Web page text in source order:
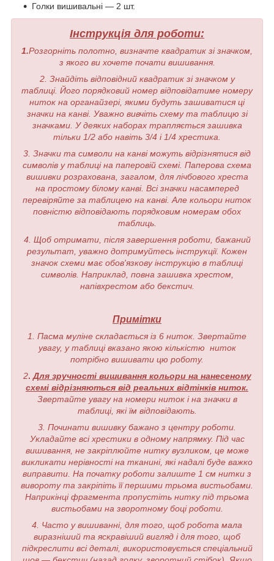
Голки вишивальні — 2 шт.
Інструкція для роботи:
1.Розгорніть полотно, визначте квадратик зі значком,
з якого ви хочете почати вишивання.
2. Знайдіть відповідний квадратик зі значком у
таблиці. Його порядковий номер відповідатиме номеру
ниток на органайзері, якими будуть зашиватися ці
значки на канві. Уважно вивчіть схему та таблицю зі
значками. У деяких наборах трапляється зашивка
тільки 1/2 або навіть 3/4 і 1/4 хрестика.
3. Значки та символи на канві можуть відрізнятися від
символів у таблиці на паперовій схемі. Паперова схема
вишивки розрахована, загалом, для лічбового хреста
на простому білому канві. Всі значки насамперед
перевіряйте за таблицею на канві. Але кольори ниток
повністю відповідають порядковим номерам обох
таблиць.
4. Щоб отримати, після завершення роботи, бажаний
результат, уважно дотримуйтесь інструкції. Кожен
значок схеми має обов'язкову інструкцію в таблиці
символів. Наприклад, повна зашивка хрестом,
напівхрестом або бекстич.
Примітки
1. Пасма муліне складається із 6 ниток. Звертайте
увагу, у таблиці вказано якою кількістю ниток
потрібно вишивати цю роботу.
2. Для зручності вишивання кольори на нанесеному
схемі відрізняються від реальних відтінків ниток.
Звертайте увагу на номери ниток і на значки в
таблиці, які їм відповідають.
3. Починати вишивку бажано з центру роботи.
Укладайте всі хрестики в одному напрямку. Під час
вишивання, не закріплюйте нитку вузликом, це може
викликати нерівності на тканині, які надалі буде важко
виправити. На початку роботи залиште 1 см нитки з
вивороту та закріпіть її першими трьома вистьобами.
Наприкінці фрагмента пропустіть нитку під трьома
вистьобами на зворотному боці роботи.
4. Часто у вишиванні, для того, щоб робота мала
виразніший та яскравіший вигляд і для того, щоб
підкреслити всі деталі, використовується спеціальний